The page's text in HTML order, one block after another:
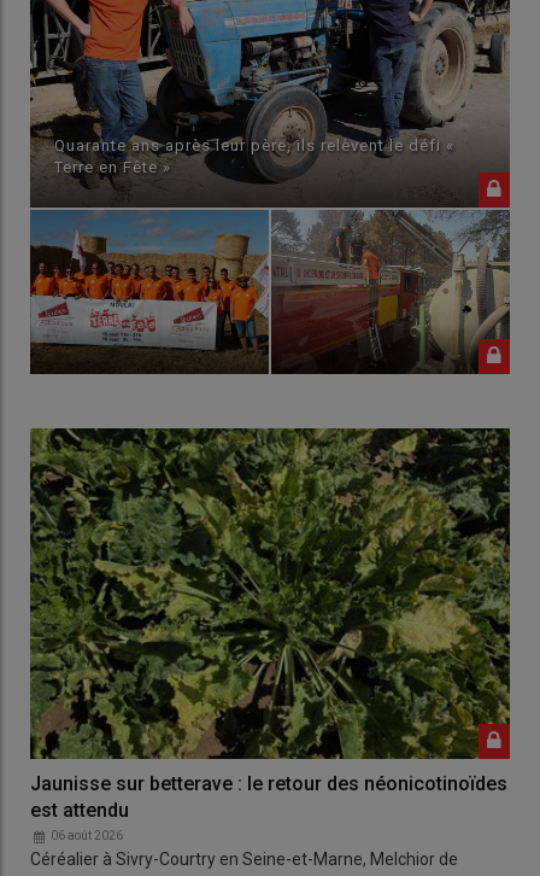
Quarante ans après leur père, ils relèvent le défi «
Terre en Fête »
Jaunisse sur betterave : le retour des néonicotinoïdes
est attendu
06 août 2026
Céréalier à Sivry-Courtry en Seine-et-Marne, Melchior de